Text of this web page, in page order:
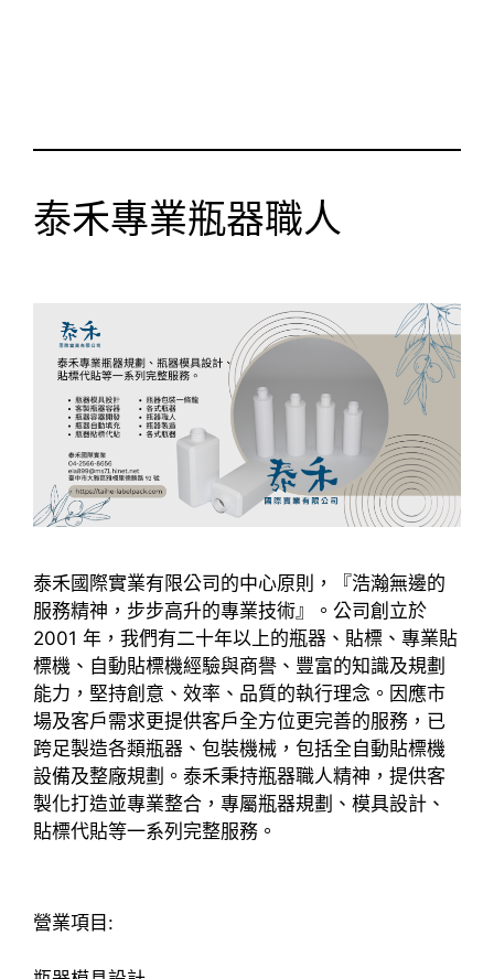
泰禾專業瓶器職人
泰禾國際實業有限公司的中心原則，『浩瀚無邊的
服務精神，步步高升的專業技術』。公司創立於
2001 年，我們有二十年以上的瓶器、貼標、專業貼
標機、自動貼標機經驗與商譽、豐富的知識及規劃
能力，堅持創意、效率、品質的執行理念。因應市
場及客戶需求更提供客戶全方位更完善的服務，已
跨足製造各類瓶器、包裝機械，包括全自動貼標機
設備及整廠規劃。泰禾秉持瓶器職人精神，提供客
製化打造並專業整合，專屬瓶器規劃、模具設計、
貼標代貼等一系列完整服務。
營業項目: